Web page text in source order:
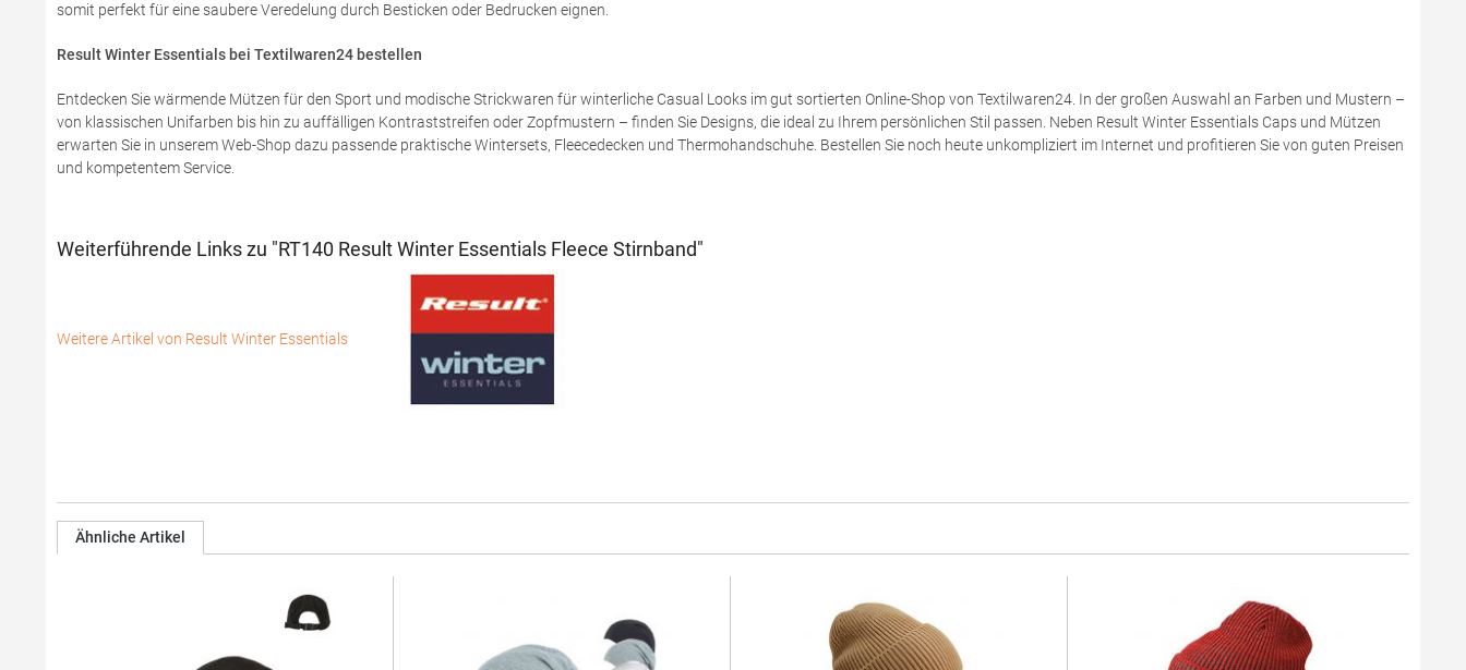
somit perfekt für eine saubere Veredelung durch Besticken oder Bedrucken eignen.
Result Winter Essentials bei Textilwaren24 bestellen
Entdecken Sie wärmende Mützen für den Sport und modische Strickwaren für winterliche Casual Looks im gut sortierten Online-Shop von Textilwaren24. In der großen Auswahl an Farben und Mustern –
von klassischen Unifarben bis hin zu auffälligen Kontraststreifen oder Zopfmustern – finden Sie Designs, die ideal zu Ihrem persönlichen Stil passen. Neben Result Winter Essentials Caps und Mützen
erwarten Sie in unserem Web-Shop dazu passende praktische Wintersets, Fleecedecken und Thermohandschuhe. Bestellen Sie noch heute unkompliziert im Internet und profitieren Sie von guten Preisen
und kompetentem Service.
Weiterführende Links zu "RT140 Result Winter Essentials Fleece Stirnband"
Weitere Artikel von Result Winter Essentials
Ähnliche Artikel